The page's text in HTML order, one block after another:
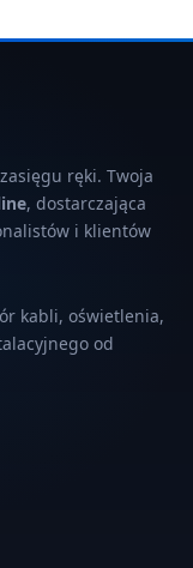
ręki. Twoja
, dostarczająca
i klientów
kabli, oświetlenia,
od